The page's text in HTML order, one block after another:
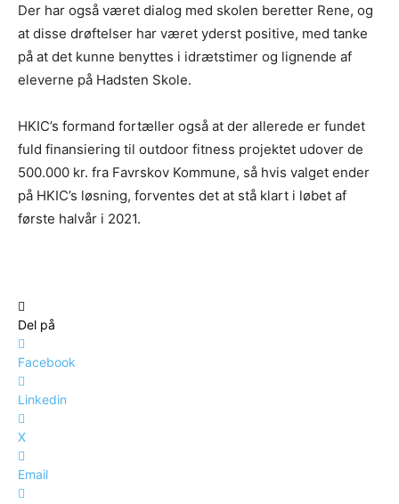
Der har også været dialog med skolen beretter Rene, og
at disse drøftelser har været yderst positive, med tanke
på at det kunne benyttes i idrætstimer og lignende af
eleverne på Hadsten Skole.
HKIC’s formand fortæller også at der allerede er fundet
fuld finansiering til outdoor fitness projektet udover de
500.000 kr. fra Favrskov Kommune, så hvis valget ender
på HKIC’s løsning, forventes det at stå klart i løbet af
første halvår i 2021.
Del på
Facebook
Linkedin
X
Email